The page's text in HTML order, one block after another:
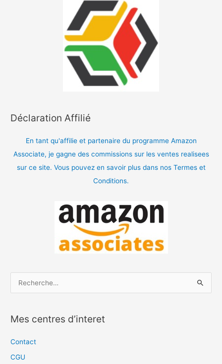
Déclaration Affilié
En tant qu'affilie et partenaire du programme Amazon
Associate, je gagne des commissions sur les ventes realisees
sur ce site. Vous pouvez en savoir plus dans nos Termes et
Conditions.
h
e
Mes centres d’interet
Contact
CGU